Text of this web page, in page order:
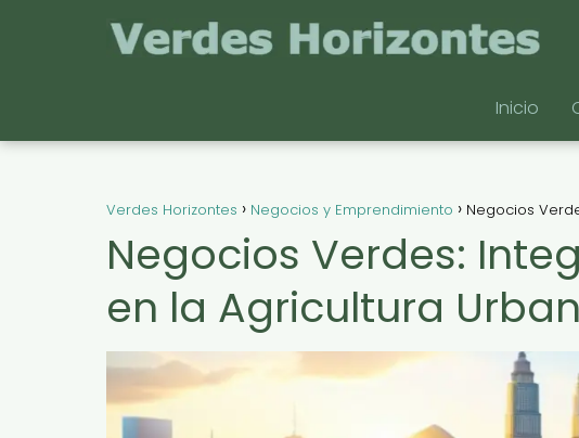
Inicio
Verdes Horizontes Negocios y Emprendimiento Negocios
Negocios Verdes:
en la Agricultura